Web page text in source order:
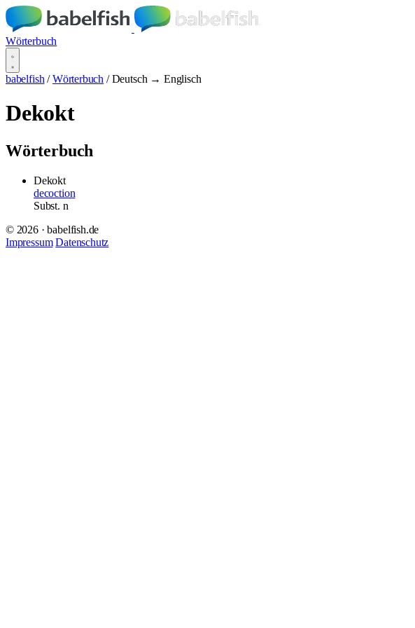
Wörterbuch
babelfish / Wörterbuch / Deutsch → Englisch
Dekokt
Wörterbuch
Dekokt
decoction
Subst. n
© 2026 · babelfish.de
Impressum Datenschutz